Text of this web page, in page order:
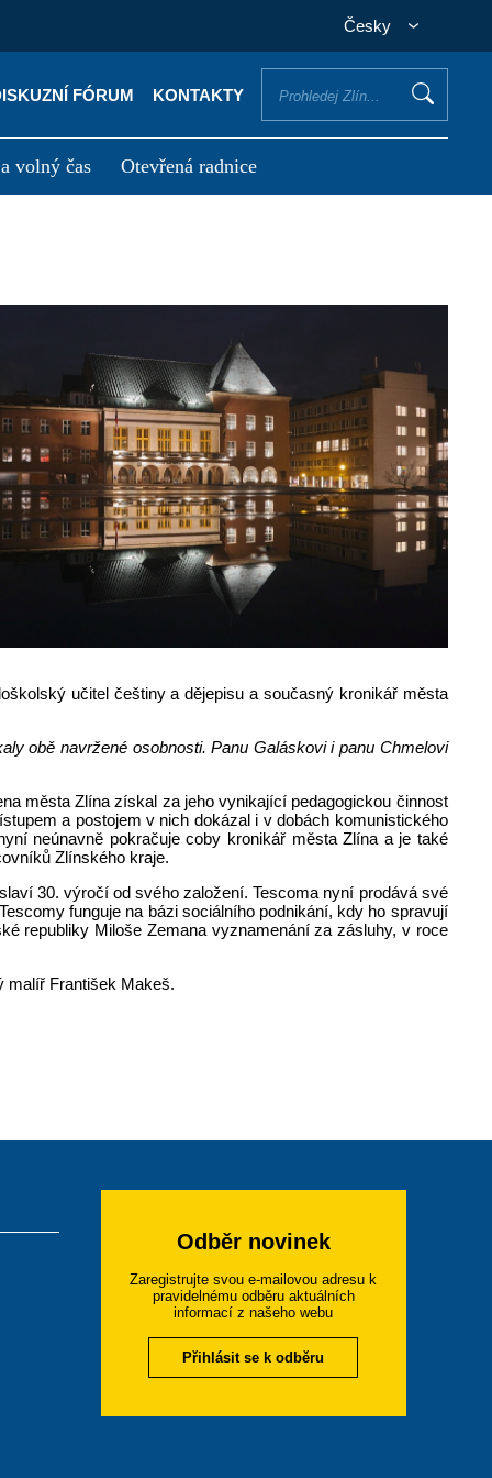
Česky
FÓRUM KONTAKTY
volný čas Otevřená radnice
učitel češtiny a dějepisu a současný kronikář města
obě navržené osobnosti. Panu Galáskovi i panu Chmelovi
města Zlína získal za jeho vynikající pedagogickou činnost
a postojem v nich dokázal i v dobách komunistického
neúnavně pokračuje coby kronikář města Zlína a je také
Zlínského kraje.
30. výročí od svého založení. Tescoma nyní prodává své
funguje na bázi sociálního podnikání, kdy ho spravují
republiky Miloše Zemana vyznamenání za zásluhy, v roce
malíř František Makeš.
Odběr novinek
Zaregistrujte svou e-mailovou adresu k
pravidelnému odběru aktuálních
informací z našeho webu
Přihlásit se k odběru